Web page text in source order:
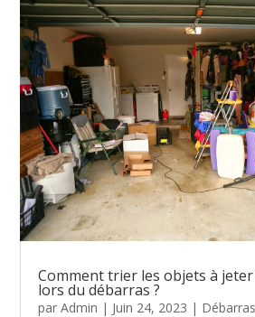
Comment trier les objets à
lors du débarras ?
parAdmin | Juin 24, 2023 |